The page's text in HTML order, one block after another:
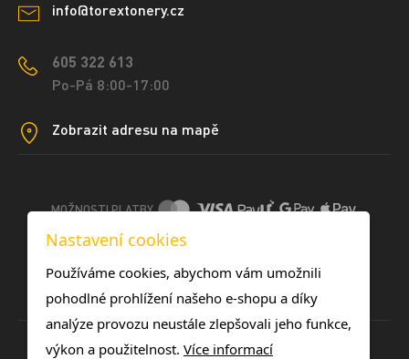
info@torextonery.cz
605 322 613
Po-Pá 8:00-17:00
Zobrazit adresu na mapě
MOŽNOSTI PLATBY
DOPRAVNÍ METODY
Nastavení cookies
Používáme cookies, abychom vám umožnili
pohodlné prohlížení našeho e-shopu a díky
analýze provozu neustále zlepšovali jeho funkce,
výkon a použitelnost. Více informací